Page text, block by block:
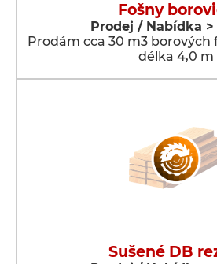
Fošny
Prodej / Nabídka >
Prodám cca 30 m3 borových
délka 4,0 m
Sušené DB